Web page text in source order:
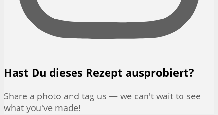
Hast Du dieses Rezept ausprobiert?
Share a photo and tag us — we can't wait to see
what you've made!